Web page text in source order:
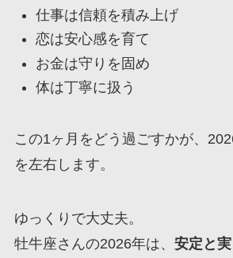
仕事は信頼を積み上げ
恋は安心感を育て
お金は守りを固め
体は丁寧に扱う
この1ヶ月をどう過ごすかが、
を左右します。
ゆっくりで大丈夫。
牡牛座さんの2026年は、 安定と